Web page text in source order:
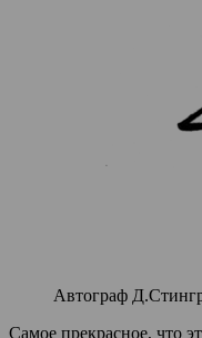
Автограф
Самое прекрасное, что